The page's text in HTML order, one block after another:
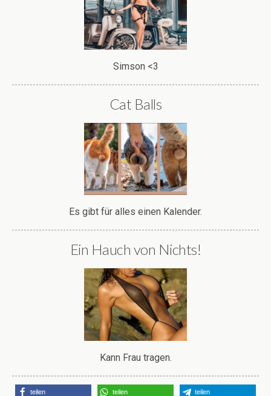
Simson <3
Cat Balls
Es gibt für alles einen Kalender.
Ein Hauch von Nichts!
Kann Frau tragen.
teilen teilen teilen